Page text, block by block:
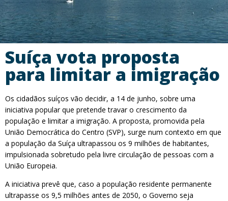
Suíça vota proposta
para limitar a imigração
Os cidadãos suíços vão decidir, a 14 de junho, sobre uma
iniciativa popular que pretende travar o crescimento da
população e limitar a imigração. A proposta, promovida pela
União Democrática do Centro (SVP), surge num contexto em que
a população da Suíça ultrapassou os 9 milhões de habitantes,
impulsionada sobretudo pela livre circulação de pessoas com a
União Europeia.
A iniciativa prevê que, caso a população residente permanente
ultrapasse os 9,5 milhões antes de 2050, o Governo seja